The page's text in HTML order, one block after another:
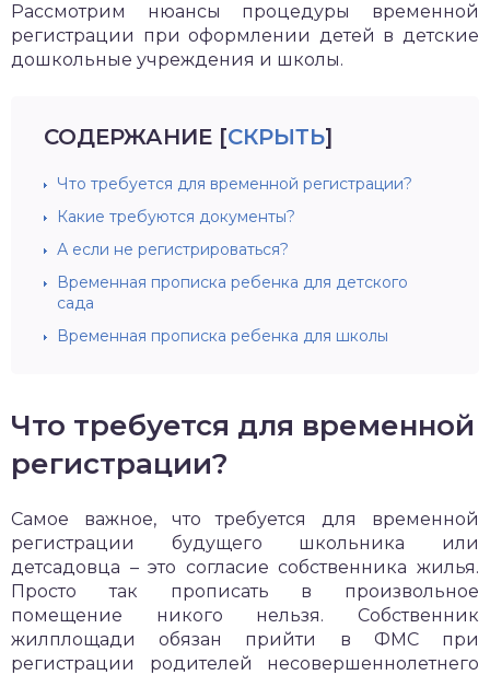
Рассмотрим нюансы процедуры временной
регистрации при оформлении детей в детские
дошкольные учреждения и школы.
СОДЕРЖАНИЕ [СКРЫТЬ]
Что требуется для временной регистрации?
Какие требуются документы?
А если не регистрироваться?
Временная прописка ребенка для детского
сада
Временная прописка ребенка для школы
Что требуется для временной
регистрации?
Самое важное, что требуется для временной
регистрации будущего школьника или
детсадовца – это согласие собственника жилья.
Просто так прописать в произвольное
помещение никого нельзя. Собственник
жилплощади обязан прийти в ФМС при
регистрации родителей несовершеннолетнего